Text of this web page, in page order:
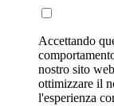
Accettando
nostro sito
ottimizzare il
l'esperienza